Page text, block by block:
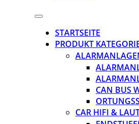
STARTSEITE
PRODUKT
CAN BUS
CAR HIFI &